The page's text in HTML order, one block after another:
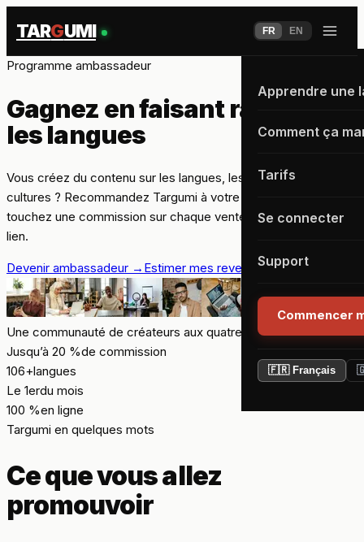
TARGUMI FR EN
Apprendre une
Comment ça
Tarifs
Se connecter
Support
Commencer
🇫🇷 Français
Programme ambassadeur
Gagnez en faisant rayonner
les langues
Vous créez du contenu sur les langues, les voyages ou les
cultures ? Recommandez Targumi à votre communauté et
touchez une commission sur chaque vente générée par votre
lien.
Devenir ambassadeur → Estimer mes revenus
+
Une communauté de créateurs aux quatre coins du monde
Jusqu’à 20 %de commission
106+langues
Le 1erdu mois
100 %en ligne
Targumi en quelques mots
Ce que vous allez
promouvoir